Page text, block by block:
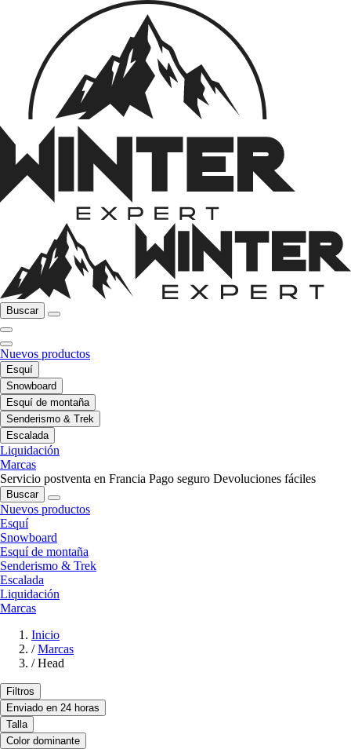
Buscar
Nuevos productos
Esquí
Snowboard
Esquí de montaña
Senderismo & Trek
Escalada
Liquidación
Marcas
Servicio postventa en Francia Pago seguro Devoluciones fáciles
Buscar
Nuevos productos
Esquí
Snowboard
Esquí de montaña
Senderismo & Trek
Escalada
Liquidación
Marcas
Inicio
/ Marcas
/ Head
Filtros
Enviado en 24 horas
Talla
Color dominante